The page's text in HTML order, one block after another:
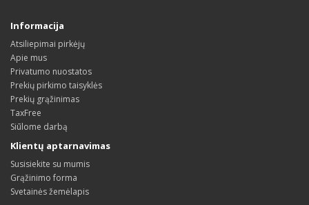
Informacija
Atsiliepimai pirkėjų
Apie mus
Privatumo nuostatos
Prekių pirkimo taisyklės
Prekių grąžinimas
TaxFree
Siūlome darbą
Klientų aptarnavimas
Susisiekite su mumis
Grąžinimo forma
Svetainės žemėlapis